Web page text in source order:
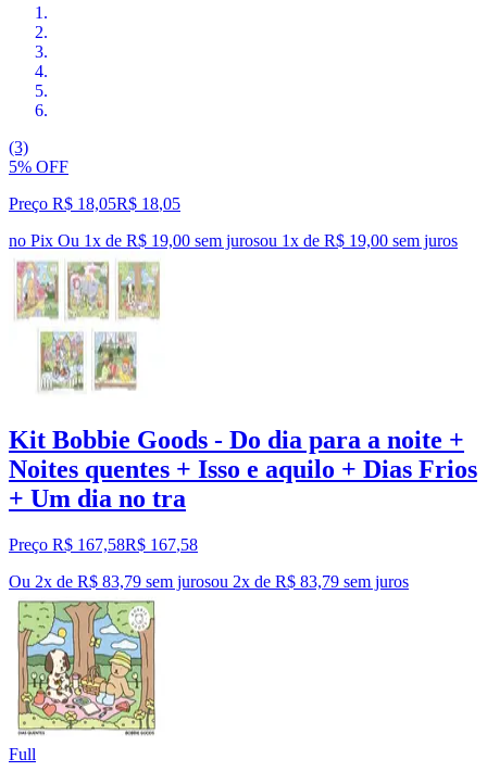
(3)
5% OFF
Preço R$ 18,05R$ 18,05
no Pix Ou 1x de R$ 19,00 sem jurosou 1x de R$ 19,00 sem juros
Kit Bobbie Goods - Do dia para a noite +
Noites quentes + Isso e aquilo + Dias Frios
+ Um dia no tra
Preço R$ 167,58R$ 167,58
Ou 2x de R$ 83,79 sem jurosou 2x de R$ 83,79 sem juros
Full